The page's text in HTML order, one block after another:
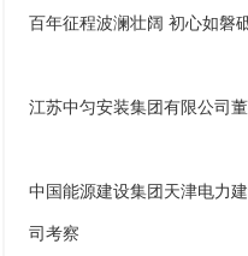
百年征程波澜壮阔 初心如磐
江苏中匀安装集团有限公司
中国能源建设集团天津电力
司考察